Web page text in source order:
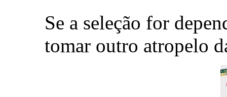
Se a seleção for
tomar outro atropelo